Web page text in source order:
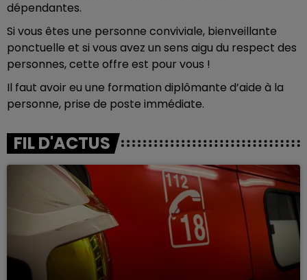
dépendantes.
Si vous êtes une personne conviviale, bienveillante
ponctuelle et si vous avez un sens aigu du respect des
personnes, cette offre est pour vous !
Il faut avoir eu une formation diplômante d’aide à la
personne, prise de poste immédiate.
FIL D'ACTUS